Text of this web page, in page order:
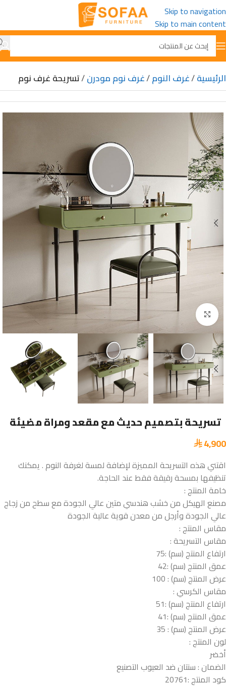
Skip to navigation
Skip to main content
الرئيسية غرف النوم غرف نوم مودرن تسريحة غرف نوم
Click to enlarge
تسريحة بتصميم حديث مع مقعد ومراة مضيئة
4,900
اقتني هذه التسريحة المميزة لإضافة لمسة لغرفة النوم . يمكنك
تنظيفها بمسحة رقيقة فقط عند الحاجة.
خامة المنتج :
مصنع الهيكل من خشب هندسي متين عالي الجودة مع سطح من زجاج
عالي الجودة وأرجل من معدن قوية عالية الجودة
مقاس المنتج :
مقاس التسريحة :
ارتفاع المنتج (سم) :75
عمق المنتج (سم) :42
عرض المنتج (سم) : 100
مقاس الكرسي :
ارتفاع المنتج (سم) :51
عمق المنتج (سم) :41
عرض المنتج (سم) : 35
لون المنتج :
أخضر
الضمان : سنتان ضد العيوب التصنيع
كود المنتج :20761